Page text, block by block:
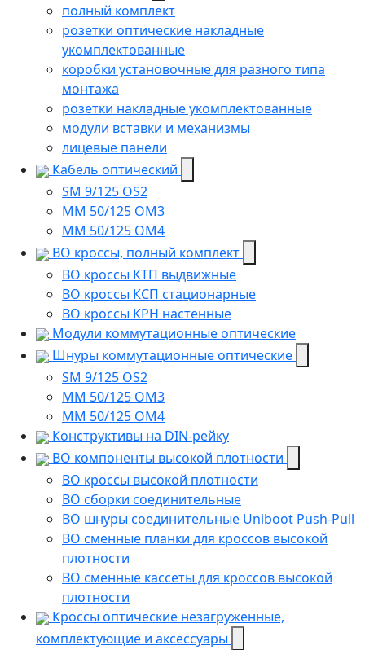
полный комплект
розетки оптические накладные
укомплектованные
коробки установочные для разного типа
монтажа
розетки накладные укомплектованные
модули вставки и механизмы
лицевые панели
Кабель оптический
SM 9/125 OS2
MM 50/125 OM3
MM 50/125 OM4
ВО кроссы, полный комплект
ВО кроссы КТП выдвижные
ВО кроссы КСП стационарные
ВО кроссы КРН настенные
Модули коммутационные оптические
Шнуры коммутационные оптические
SM 9/125 OS2
MM 50/125 OM3
MM 50/125 OM4
Конструктивы на DIN-рейку
ВО компоненты высокой плотности
ВО кроссы высокой плотности
ВО сборки соединительные
ВО шнуры соединительные Uniboot Push-Pull
ВО сменные планки для кроссов высокой
плотности
ВО сменные кассеты для кроссов высокой
плотности
Кроссы оптические незагруженные,
комплектующие и аксессуары